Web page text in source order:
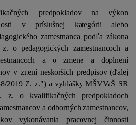
predpokladov na výkon
v príslušnej kategórii alebo
zamestnanca podľa zákona
o pedagogických zamestnancoch a
a o zmene a doplnení
v znení neskorších predpisov (ďalej
2019 Z. z.") a vyhlášky MŠVVaŠ SR
z. o kvalifikačných predpokladoch
a odborných zamestnancov,
vykonávania pracovnej činnosti